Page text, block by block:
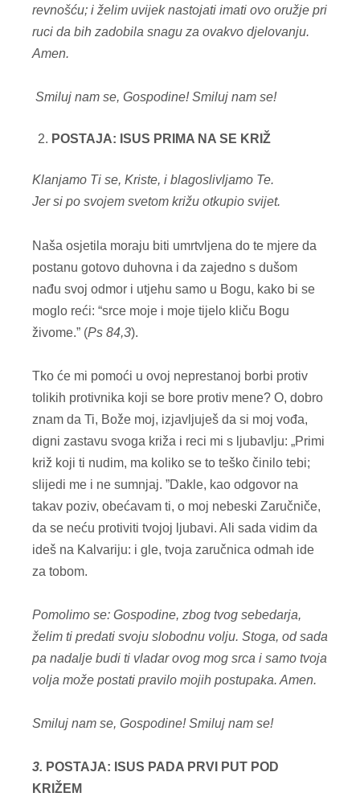
revnošću; i želim uvijek nastojati imati ovo oružje pri
ruci da bih zadobila snagu za ovakvo djelovanju.
Amen.
Smiluj nam se, Gospodine!Smiluj nam se!
POSTAJA: ISUS PRIMA NA SE KRIŽ
Klanjamo Ti se, Kriste, i blagoslivljamo Te.
Jer si po svojem svetom križu otkupio svijet.
Naša osjetila moraju biti umrtvljena do te mjere da
postanu gotovo duhovna i da zajedno s dušom
nađu svoj odmor i utjehu samo u Bogu, kako bi se
moglo reći: “srce moje i moje tijelo kliču Bogu
živome.” (Ps 84,3).
Tko će mi pomoći u ovoj neprestanoj borbi protiv
tolikih protivnika koji se bore protiv mene? O, dobro
znam da Ti, Bože moj, izjavljuješ da si moj vođa,
digni zastavu svoga križa i reci mi s ljubavlju: „Primi
križ koji ti nudim, ma koliko se to teško činilo tebi;
slijedi me i ne sumnjaj. ”Dakle, kao odgovor na
takav poziv, obećavam ti, o moj nebeski Zaručniče,
da se neću protiviti tvojoj ljubavi. Ali sada vidim da
ideš na Kalvariju: i gle, tvoja zaručnica odmah ide
za tobom.
Pomolimo se: Gospodine, zbog tvog sebedarja,
želim ti predati svoju slobodnu volju. Stoga, od sada
pa nadalje budi ti vladar ovog mog srca i samo tvoja
volja može postati pravilo mojih postupaka. Amen.
Smiluj nam se, Gospodine!Smiluj nam se!
3. POSTAJA: ISUS PADA PRVI PUT POD
KRIŽEM